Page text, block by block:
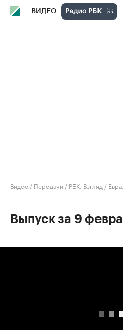
ВИДЕО
Видео / Передачи / РБК. Взгляд /
Выпуск за 9